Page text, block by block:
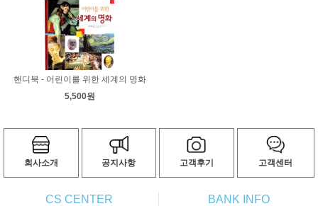
핸디북 - 어린이를 위한 세계의 명화
5,500원
회사소개 공지사항 고객후기 고객센터
CS CENTER
BANK INFO